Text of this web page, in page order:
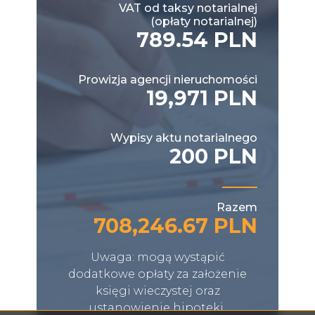
VAT od taksy notarialnej
(opłaty notarialnej)
789.54 PLN
Prowizja agencji nieruchomości
19,971 PLN
Wypisy aktu notarialnego
200 PLN
Razem
708,246.67 PLN
Uwaga: mogą wystąpić
dodatkowe opłaty za założenie
księgi wieczystej oraz
ustanowienie hipoteki.